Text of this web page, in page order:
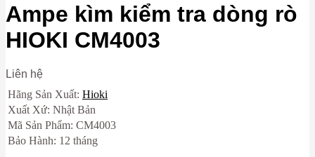
Ampe kìm kiểm tra dòng rò
HIOKI CM4003
Liên hệ
Hãng Sản Xuất: Hioki
Xuất Xứ: Nhật Bản
Mã Sản Phẩm: CM4003
Bảo Hành: 12 tháng